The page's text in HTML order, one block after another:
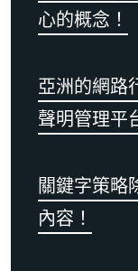
心的概念！
亞洲的網路
聲明管理平
關鍵字策略
內容！